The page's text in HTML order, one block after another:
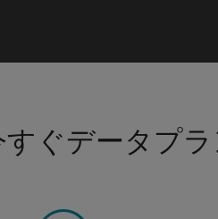
すぐデータプ